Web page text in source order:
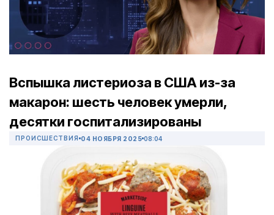
Вспышка листериоза в США из-за
макарон: шесть человек умерли,
десятки госпитализированы
ПРОИСШЕСТВИЯ 04 НОЯБРЯ 2025 08:04